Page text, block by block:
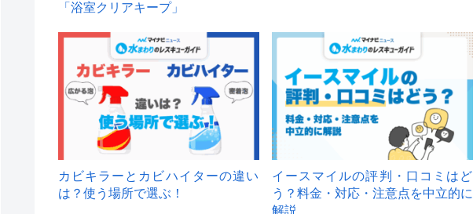
「浴室クリアキープ」
カビキラーとカビハイターの違い
は？使う場所で選ぶ！
イースマイルの評判・口コミはど
う？料金・対応・注意点を中立的に
解説